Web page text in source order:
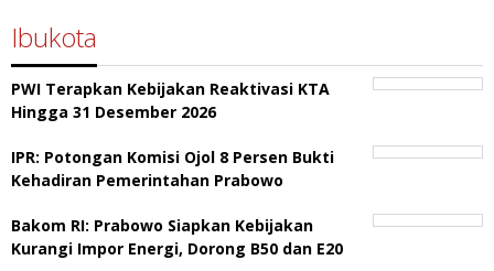
Ibukota
PWI Terapkan Kebijakan Reaktivasi KTA
Hingga 31 Desember 2026
IPR: Potongan Komisi Ojol 8 Persen Bukti
Kehadiran Pemerintahan Prabowo
Bakom RI: Prabowo Siapkan Kebijakan
Kurangi Impor Energi, Dorong B50 dan E20